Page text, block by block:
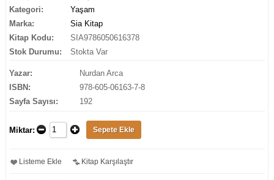
Kategori:
Yaşam
Marka:
Sia Kitap
Kitap Kodu:
SIA9786050616378
Stok Durumu:
Stokta Var
Yazar:
Nurdan Arca
ISBN:
978-605-06163-7-8
Sayfa Sayısı:
192
Miktar:
Listeme Ekle Kitap Karşılaştır